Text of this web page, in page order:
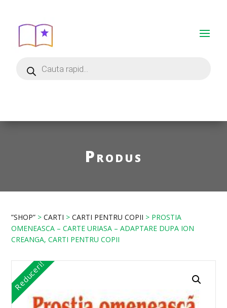
Produs
”SHOP” >CARTI >CARTI PENTRU COPII > PROSTIA
OMENEASCA – CARTE URIASA – ADAPTARE DUPA ION
CREANGA, CARTI PENTRU COPII
Reduceri!